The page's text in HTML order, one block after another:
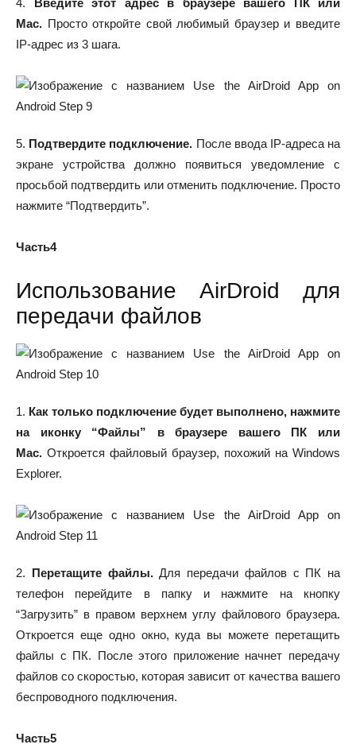
Mac. Просто откройте свой любимый браузер и введите
IP-адрес из 3 шага.
5. Подтвердите подключение. После ввода IP-адреса на
экране устройства должно появиться уведомление с
просьбой подтвердить или отменить подключение. Просто
нажмите “Подтвердить”.
Часть4
Использование AirDroid для
передачи файлов
1. Как только подключение будет выполнено, нажмите
на иконку “Файлы” в браузере вашего ПК или
Mac. Откроется файловый браузер, похожий на Windows
Explorer.
2. Перетащите файлы.Для передачи файлов с ПК на
телефон перейдите в папку и нажмите на кнопку
“Загрузить” в правом верхнем углу файлового браузера.
Откроется еще одно окно, куда вы можете перетащить
файлы с ПК. После этого приложение начнет передачу
файлов со скоростью, которая зависит от качества вашего
беспроводного подключения.
Часть5